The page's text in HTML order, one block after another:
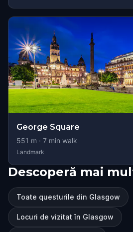
George Square
551 m · 7 min walk
Landmark
Descoperă mai
Toate questurile din Glasgow
Locuri de vizitat în Glasgow